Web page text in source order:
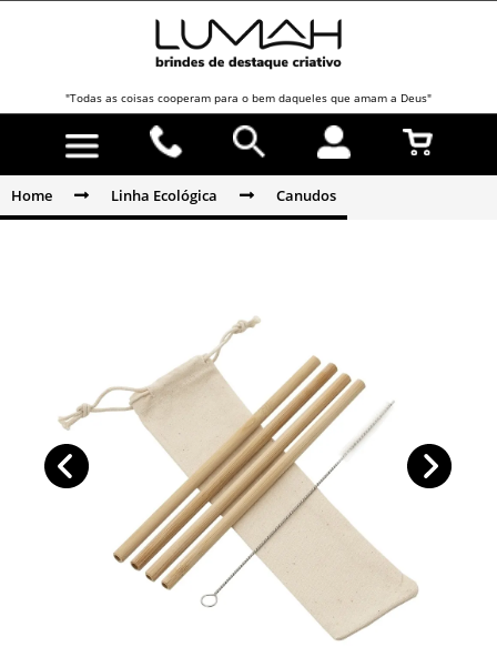
"Todas as coisas cooperam para o bem daqueles que amam a Deus"
Home Linha Ecológica Canudos